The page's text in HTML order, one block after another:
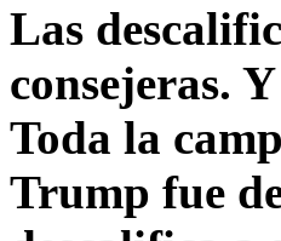
Las
consejeras.
Toda la
Trump fue